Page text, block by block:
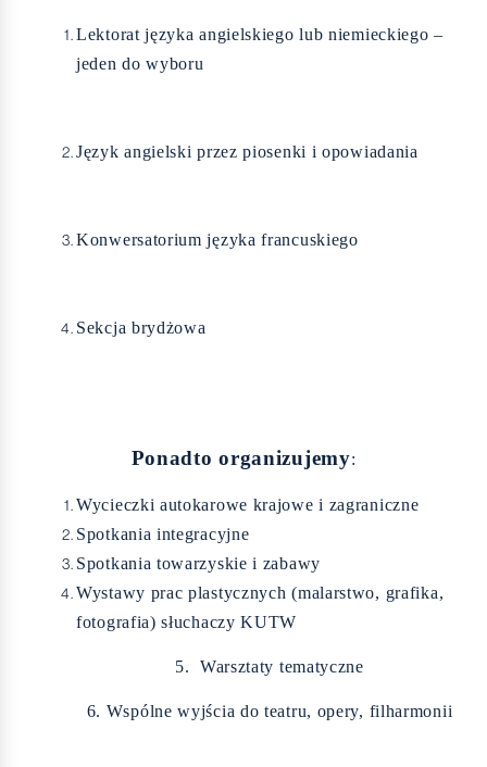
Lektorat języka angielskiego lub niemieckiego –
jeden do wyboru
Język angielski przez piosenki i opowiadania
Konwersatorium języka francuskiego
Sekcja brydżowa
Ponadto organizujemy:
Wycieczki autokarowe krajowe i zagraniczne
Spotkania integracyjne
Spotkania towarzyskie i zabawy
Wystawy prac plastycznych (malarstwo, grafika,
fotografia) słuchaczy KUTW
5. Warsztaty tematyczne
6. Wspólne wyjścia do teatru, opery, filharmonii